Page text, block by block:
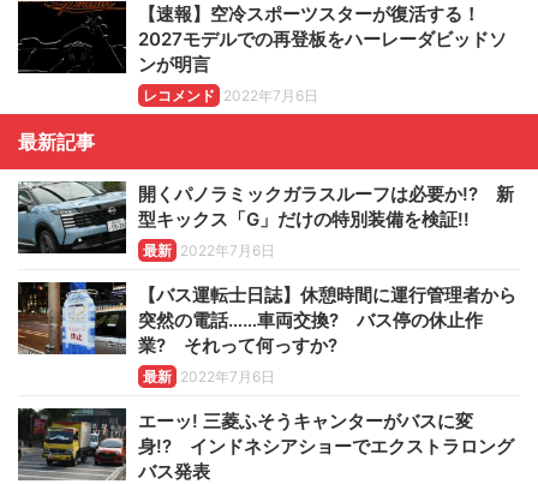
【速報】空冷スポーツスターが復活する！
2027モデルでの再登板をハーレーダビッドソ
ンが明言
レコメンド 2022年7月6日
最新記事
開くパノラミックガラスルーフは必要か!? 新
型キックス「G」だけの特別装備を検証!!
最新 2022年7月6日
【バス運転士日誌】休憩時間に運行管理者から
突然の電話……車両交換? バス停の休止作
業? それって何っすか?
最新 2022年7月6日
エーッ! 三菱ふそうキャンターがバスに変
身!? インドネシアショーでエクストラロング
バス発表